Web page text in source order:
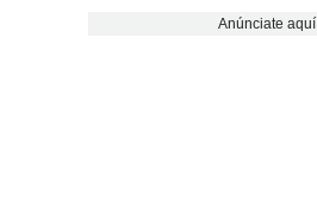
Anúnciate aquí